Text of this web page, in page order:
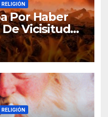
RELIGIÓN
Por Haber
Vicisitudes
RELIGIÓN